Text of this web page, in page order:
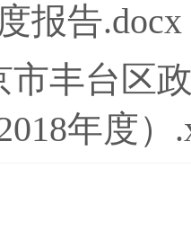
报告.docx
市丰台区
年度）